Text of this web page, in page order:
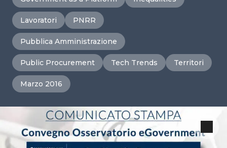
Lavoratori PNRR
Pubblica Amministrazione
Public Procurement Tech Trends Territori
Marzo 2016